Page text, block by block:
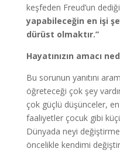
keşfeden Freud’un
yapabileceğin en işi
dürüst olmaktır.”
Hayatınızın amacı
Bu sorunun yanıtını
öğreteceği çok şey
çok güçlü düşünceler,
faaliyetler çocuk gibi
Dünyada neyi
öncelikle kendimi